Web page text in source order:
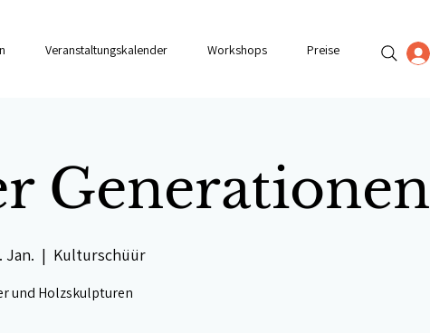
Veranstaltungskalender Workshops Preise
Generationen
Jan.
  |
Kulturschüür
und Holzskulpturen